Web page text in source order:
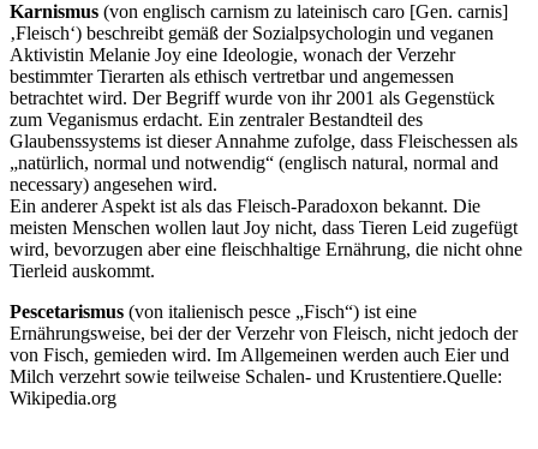
Karnismus (von englisch carnism zu lateinisch caro [Gen. carnis]
‚Fleisch‘) beschreibt gemäß der Sozialpsychologin und veganen
Aktivistin Melanie Joy eine Ideologie, wonach der Verzehr
bestimmter Tierarten als ethisch vertretbar und angemessen
betrachtet wird. Der Begriff wurde von ihr 2001 als Gegenstück
zum Veganismus erdacht. Ein zentraler Bestandteil des
Glaubenssystems ist dieser Annahme zufolge, dass Fleischessen als
natürlich, normal und notwendig
(englisch natural, normal and
necessary) angesehen wird.
Ein anderer Aspekt ist als das Fleisch-Paradoxon bekannt. Die
meisten Menschen wollen laut Joy nicht, dass Tieren Leid zugefügt
wird, bevorzugen aber eine fleischhaltige Ernährung, die nicht ohne
Tierleid auskommt.
Pescetarismus (von italienisch pesce Fisch ) ist eine
Ernährungsweise, bei der der Verzehr von Fleisch, nicht jedoch der
von Fisch, gemieden wird. Im Allgemeinen werden auch Eier und
Milch verzehrt sowie teilweise Schalen- und Krustentiere.Quelle:
Wikipedia.org